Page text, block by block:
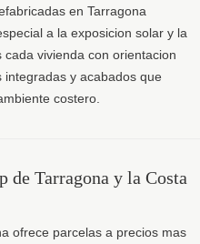
en Tarragona
a la exposicion solar y la
vivienda con orientacion
y acabados que
costero.
de Tarragona y la Costa
ofrece parcelas a precios mas